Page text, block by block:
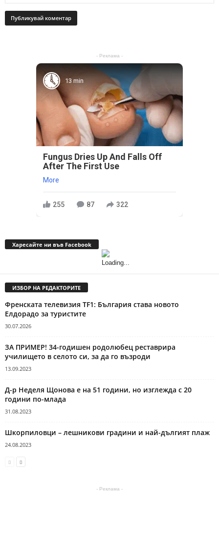
- Реклама -
13 min
Fungus Dries Up And Falls Off
After The First Use
More
255 87 322
Харесайте ни във Facebook
ИЗБОР НА РЕДАКТОРИТЕ
Френската телевизия TF1: България става новото
Елдорадо за туристите
30.07.2026
ЗА ПРИМЕР! 34-годишен родолюбец реставрира
училището в селото си, за да го възроди
13.09.2023
Д-р Неделя Щонова е на 51 години, но изглежда с 20
години по-млада
31.08.2023
Шкорпиловци – лешникови градини и най-дългият плаж
24.08.2023
- Реклама -